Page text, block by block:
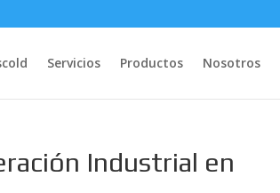
Servicios Productos Nosotros
Industrial en